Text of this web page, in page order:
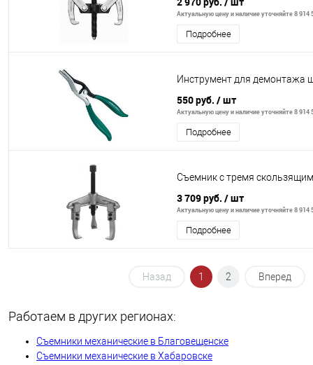
Актуальную цену и наличие уточняйте 8 914
Подробнее
Инструмент для демонтажа
550 руб. / шт
Актуальную цену и наличие уточняйте 8 914
Подробнее
Съемник с тремя
3 709 руб. / шт
Актуальную цену и наличие уточняйте 8 914
Подробнее
Назад 1 2 Вперед
Работаем в других регионах:
Съемники механические в Благовещенске
Съемники механические в Хабаровске